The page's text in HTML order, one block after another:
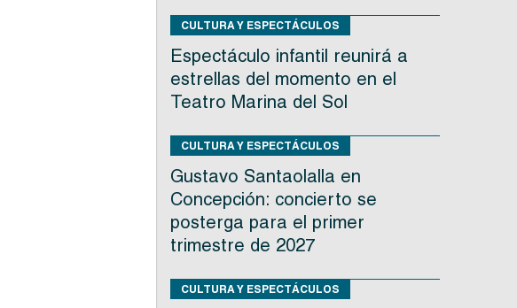
CULTURA Y ESPECTÁCULOS
Espectáculo infantil reunirá a
estrellas del momento en el
Teatro Marina del Sol
CULTURA Y ESPECTÁCULOS
Gustavo Santaolalla en
Concepción: concierto se
posterga para el primer
trimestre de 2027
CULTURA Y ESPECTÁCULOS